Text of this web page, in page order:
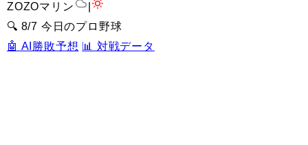
ZOZOマリン
🔍 8/7 今日のプロ野球
🤖 AI勝敗予想 📊 対戦データ